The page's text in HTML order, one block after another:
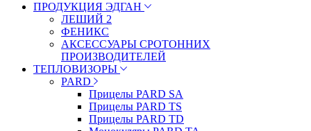
ПРОДУКЦИЯ ЭДГАН
ЛЕШИЙ 2
ФЕНИКС
АКСЕССУАРЫ СРОТОННИХ
ПРОИЗВОДИТЕЛЕЙ
ТЕПЛОВИЗОРЫ
PARD
Прицелы PARD SA
Прицелы PARD TS
Прицелы PARD TD